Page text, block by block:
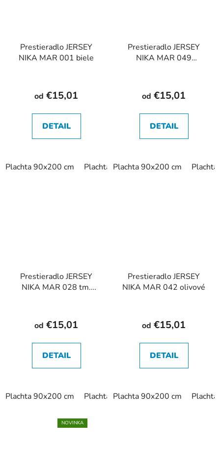
Prestieradlo JERSEY
NIKA MAR 001 biele
od €15,01
DETAIL
Plachta 90x200 cm Plachta 120x200 cm Plachta
Prestieradlo JERSEY
NIKA MAR 049
od €15,01
DETAIL
Plachta 90x200 cm
Prestieradlo JERSEY
NIKA MAR 028 tm.
od €15,01
DETAIL
Plachta 90x200 cm Plachta 180x200 cm
Prestieradlo JERSEY
NIKA MAR 042 olivové
od €15,01
DETAIL
Plachta 90x200 cm
NOVINKA